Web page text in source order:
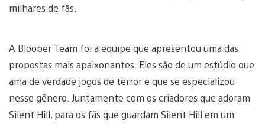
milhares de fãs.
A Bloober Team foi a equipe que apresentou uma das
propostas mais apaixonantes. Eles são de um estúdio que
ama de verdade jogos de terror e que se especializou
nesse gênero. Juntamente com os criadores que adoram
Silent Hill, para os fãs que guardam Silent Hill em um